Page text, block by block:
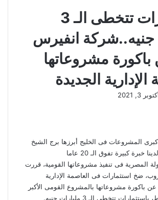
باستثمارات تتخطى الـ 3
جنيه..شركة انفيرس
مشروعاتها
الإدارية الجديدة
أكتوبر 3, 2021
المشروعات فى الخليج أبرزها برج الشيخ
خبرة كبيرة تفوق الـ 20 عاما
المصرية فى تنفيذ مشروعاتها القومية، قررت
ضخ استثمارات فى العاصمة الإدارية
عن باكورة مشروعاتها بالمشروع القومى الأكبر
تتخطى الـ 3 مليارات جنيه.